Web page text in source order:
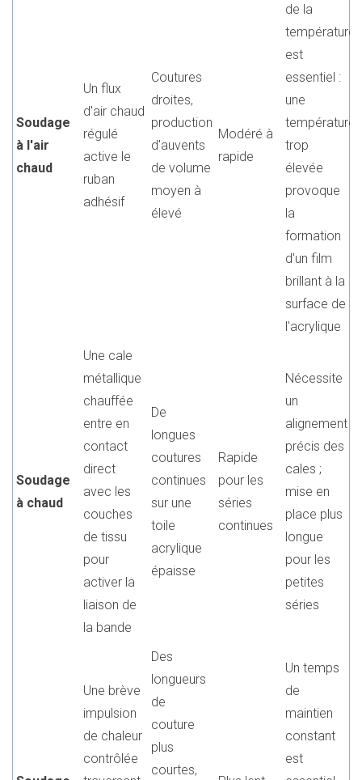
Soudage
à l'air
chaud
Un flux
d'air chaud
régulé
active le
ruban
adhésif
Coutures
droites,
production
d'auvents
de volume
moyen à
élevé
Modéré à
rapide
de la
température
est
essentiel :
une
température
trop
élevée
provoque
la
formation
d'un film
brillant à la
surface de
l'acrylique
Soudage
à chaud
Une cale
métallique
chauffée
entre en
contact
direct
avec les
couches
de tissu
pour
activer la
liaison de
la bande
De
longues
coutures
continues
sur une
toile
acrylique
épaisse
Rapide
pour les
séries
continues
Nécessite
un
alignement
précis des
cales ;
mise en
place plus
longue
pour les
petites
séries
Une brève
impulsion
de chaleur
contrôlée
Des
longueurs
de
couture
plus
courtes,
Un temps
de
maintien
constant
est